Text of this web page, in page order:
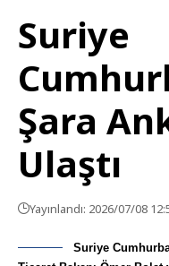
Suriye
Şara
Ulaştı
Yayınlandı: 2026/07/08
Suriye